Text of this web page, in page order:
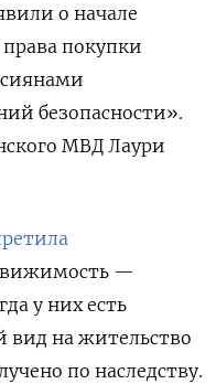
о начале
покупки
безопасности».
МВД Лаури
—
у них есть
на жительство
по наследству.